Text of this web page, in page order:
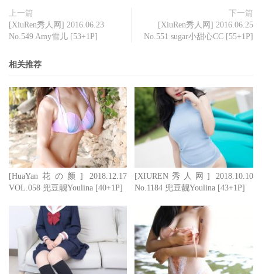
上一篇
[XiuRen秀人网] 2016.06.23
No.549 Amy雪儿 [53+1P]
下一篇
[XiuRen秀人网] 2016.06.25
No.551 sugar小甜心CC [55+1P]
相关推荐
[HuaYan花の颜] 2018.12.17
VOL.058 兜豆靓Youlina [40+1P]
[XIUREN秀人网] 2018.10.10
No.1184 兜豆靓Youlina [43+1P]